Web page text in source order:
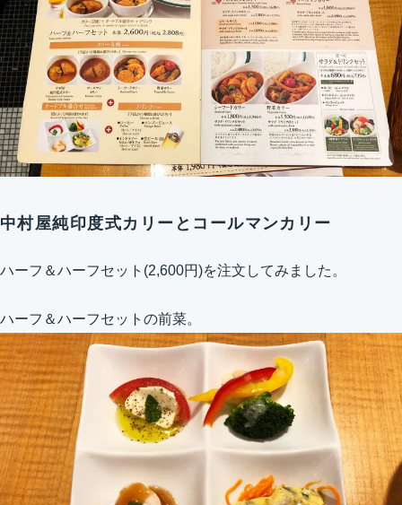
中村屋純印度式カリーとコールマンカリー
ハーフ＆ハーフセット(2,600円)を注文してみました。
ハーフ＆ハーフセットの前菜。